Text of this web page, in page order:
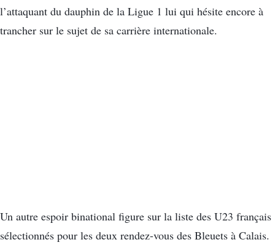
l’attaquant du dauphin de la Ligue 1 lui qui hésite encore à
trancher sur le sujet de sa carrière internationale.
Un autre espoir binational figure sur la liste des U23 français
sélectionnés pour les deux rendez-vous des Bleuets à Calais.